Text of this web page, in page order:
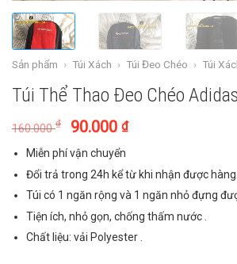
Sản phẩm › Túi Xách › Túi Đeo Chéo › Túi
Túi Thể Thao Đeo Chéo
160.000₫ 90.000 ₫
Miễn phí vận chuyển
Đổi trả trong 24h kể từ khi nhận được hàng.
Túi có 1 ngăn rộng và 1 ngăn nhỏ đựng
Tiện ích, nhỏ gọn, chống thấm nước .
Chất liệu: vải Polyester .